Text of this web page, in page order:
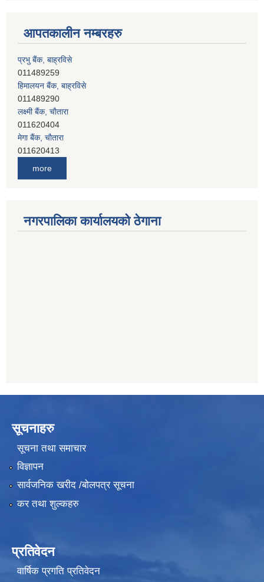
आपतकालीन नम्बरहरु
हिमालयन बैंक, बाह्रविसे
011489290
लक्ष्मी बैंक, चाैतारा
011620404
मेगा बैंक, चाैतारा
011620413
जनता बैंक, चाैतारा
011620406
सिभिल बैंक, मेलम्ची
011401055
more
नगरपालिका कार्यालयको ठेगाना
सूचनाहरु
सूचना तथा समाचार
विज्ञापन
सार्वजनिक खरीद /बोलपत्र सूचना
कर तथा शुल्कहरु
प्रतिवेदन
वार्षिक प्रगति प्रतिवेदन